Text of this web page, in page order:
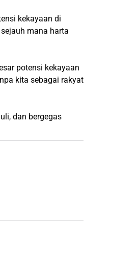
kekayaan di
mana harta
potensi kekayaan
kita sebagai rakyat
dan bergegas